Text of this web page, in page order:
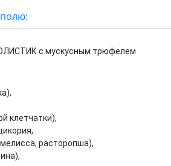
с мускусным трюфелем
клетчатки),
расторопша),